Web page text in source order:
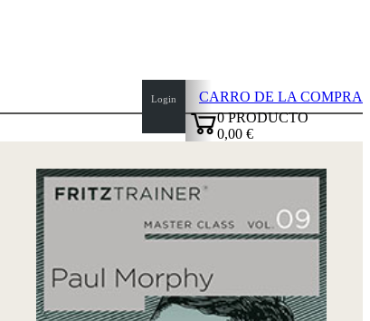
Login
CARRO DE LA COMPRA
0PRODUCTO
0,00 €
top
page
Inicio
Autores
Aperturas
Credenciales
TDC
Política